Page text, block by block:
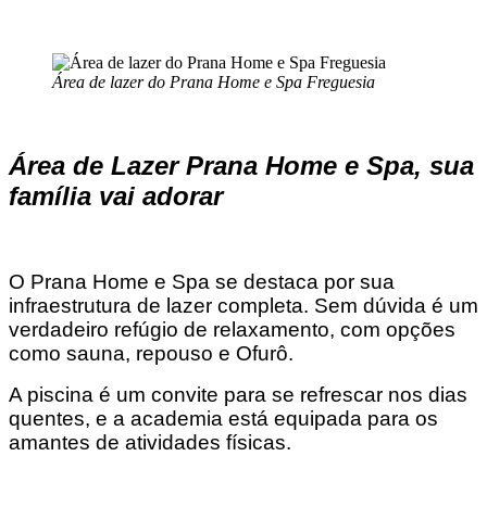
Área de lazer do Prana Home e Spa Freguesia
Área de Lazer Prana Home e Spa, sua
família vai adorar
O Prana Home e Spa se destaca por sua
infraestrutura de lazer completa. Sem dúvida é um
verdadeiro refúgio de relaxamento, com opções
como sauna, repouso e Ofurô.
A piscina é um convite para se refrescar nos dias
quentes, e a academia está equipada para os
amantes de atividades físicas.